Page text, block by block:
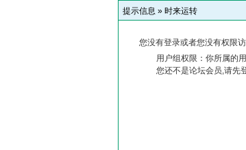
提示信息 » 时来运转
您没有登录或者您没有权限
用户组权限：你所属的
您还不是论坛会员,请先